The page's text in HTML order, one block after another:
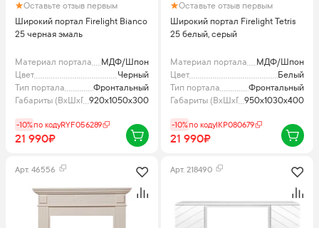
Оставьте отзыв первым
Широкий портал Firelight Bianco
25 черная эмаль
Материал портала
МДФ/Шпон
Цвет
Черный
Тип портала
Фронтальный
Габариты (ВхШхГ), мм920x1050x300
-10%по кодуRYF056289
21 990₽
Оставьте отзыв первым
Широкий портал Firelight Tetris
25 белый, серый
Материал портала
МДФ/Шпон
Цвет
Белый
Тип портала
Фронтальный
Габариты (ВхШхГ), мм950x1030x400
-10%по кодуIKP080679
21 990₽
Арт. 46556 Арт. 218490